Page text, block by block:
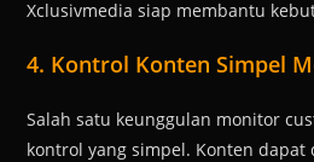
Xclusivmedia siap membantu
4. Kontrol Konten Simpel
Salah satu keunggulan monitor
kontrol yang simpel. Konten